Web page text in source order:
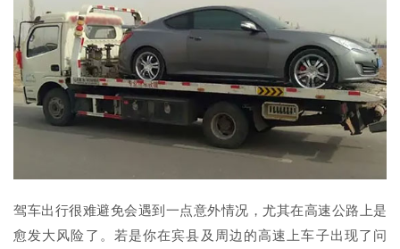
驾车出行很难避免会遇到一点意外情况，尤其在高速公路上是
愈发大风险了。若是你在宾县及周边的高速上车子出现了问